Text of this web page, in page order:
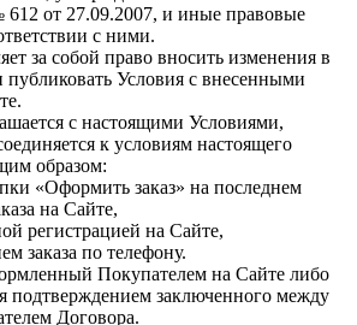
от 27.09.2007, и иные правовые
с ними.
за собой право вносить изменения в
публиковать Условия с внесенными
с настоящими Условиями,
к условиям настоящего
образом:
«Оформить заказ» на последнем
на Сайте,
регистрацией на Сайте,
по телефону.
Покупателем на Сайте либо
подтверждением заключенного между
Договора.